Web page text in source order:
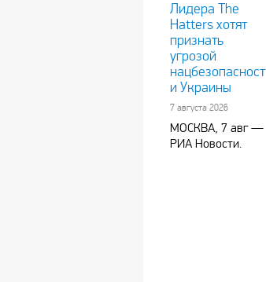
Лидера The
Hatters хотят
признать
угрозой
нацбезопасност
и Украины
7 августа 2026
МОСКВА, 7 авг —
РИА Новости.